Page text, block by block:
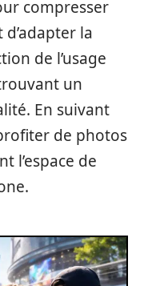
compresser
la
de l’usage
un
En suivant
de photos
l’espace de